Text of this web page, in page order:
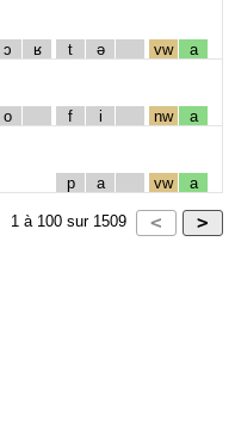
ɔ ʁ t ə vw a
o f i nw a
p a vw a
1 à 100 sur 1509